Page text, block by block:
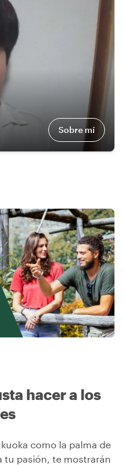
Sobre mí
hacer a los
como la palma de
tu pasión, te mostrarán